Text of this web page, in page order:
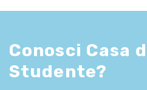
Conosci Casa
Studente?